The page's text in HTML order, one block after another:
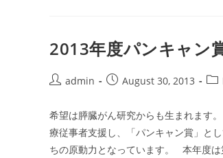
ャ
ン
賞
与
2013年度パンキャン
Postadmin
PostAugust 30, 2013
希望は膵臓がん研究からも生まれます
療従事者支援し、「パンキャン賞」と
ちの原動力となっています。 本年度